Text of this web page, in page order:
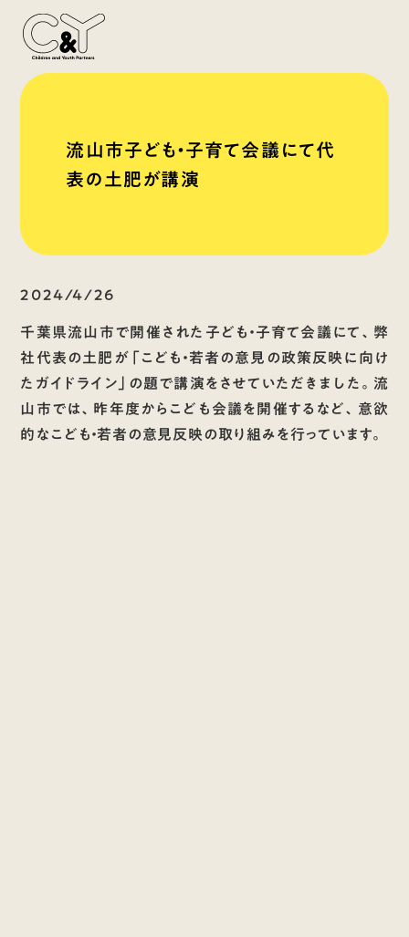
流山市子ども・子育て会議にて代
表の土肥が講演
2024/4/26
千葉県流山市で開催された子ども・子育て会議にて、弊
社代表の土肥が「こども・若者の意見の政策反映に向け
たガイドライン」の題で講演をさせていただきました。流
山市では、昨年度からこども会議を開催するなど、意欲
的なこども・若者の意見反映の取り組みを行っています。